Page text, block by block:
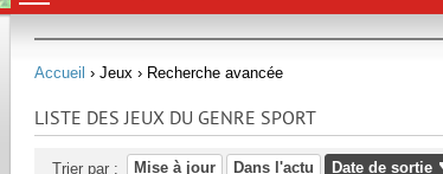
Accueil › Jeux › Recherche avancée
LISTE DES JEUX DU GENRE SPORT
Trier par : Mise à jour Dans l'actu Date de sortie